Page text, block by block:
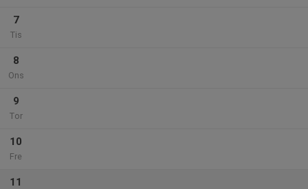
7
Tis
8
Ons
9
Tor
10
Fre
11